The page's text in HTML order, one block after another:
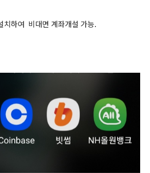
하여 비대면 계좌개설 가능.